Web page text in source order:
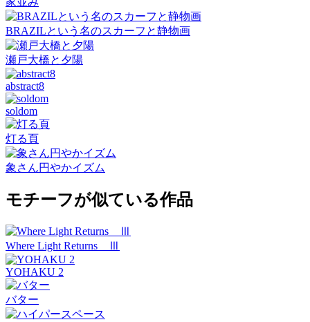
BRAZILという名のスカーフと静物画
瀬戸大橋と夕陽
abstract8
soldom
灯る頁
象さん円やかイズム
モチーフが似ている作品
Where Light Returns Ⅲ
YOHAKU 2
バター